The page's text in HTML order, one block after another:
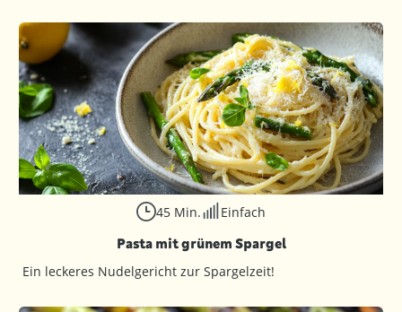
45 Min. Einfach
Pasta mit grünem Spargel
Ein leckeres Nudelgericht zur Spargelzeit!